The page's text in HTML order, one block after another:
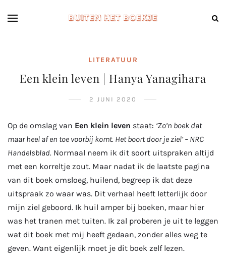
LITERATUUR
Een klein leven | Hanya Yanagihara
2 JUNI 2020
Op de omslag van Een klein leven staat: ‘Zo’n boek dat
maar heel af en toe voorbij komt. Het boort door je ziel’ – NRC
Handelsblad. Normaal neem ik dit soort uitspraken altijd
met een korreltje zout. Maar nadat ik de laatste pagina
van dit boek omsloeg, huilend, begreep ik dat deze
uitspraak zo waar was. Dit verhaal heeft letterlijk door
mijn ziel geboord. Ik huil amper bij boeken, maar hier
was het tranen met tuiten. Ik zal proberen je uit te leggen
wat dit boek met mij heeft gedaan, zonder alles weg te
geven. Want eigenlijk moet je dit boek zelf lezen.